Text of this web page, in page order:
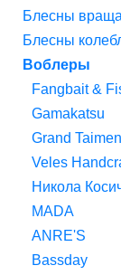
Блесны
Блесны
Воблеры
Fangbait &
Gamakatsu
Grand Taimen
Veles
Никола
MADA
ANRE'S
Bassday